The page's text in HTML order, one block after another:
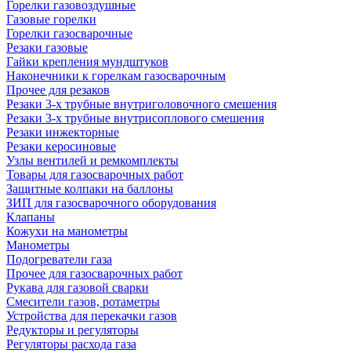
Горелки газовоздушные
Газовые горелки
Горелки газосварочные
Резаки газовые
Гайки крепления мундштуков
Наконечники к горелкам газосварочным
Прочее для резаков
Резаки 3-х трубные внутриголовочного смешения
Резаки 3-х трубные внутрисоплового смешения
Резаки инжекторные
Резаки керосиновые
Узлы вентилей и ремкомплекты
Товары для газосварочных работ
Защитные колпаки на баллоны
ЗИП для газосварочного оборудования
Клапаны
Кожухи на манометры
Манометры
Подогреватели газа
Прочее для газосварочных работ
Рукава для газовой сварки
Смесители газов, ротаметры
Устройства для перекачки газов
Редукторы и регуляторы
Регуляторы расхода газа